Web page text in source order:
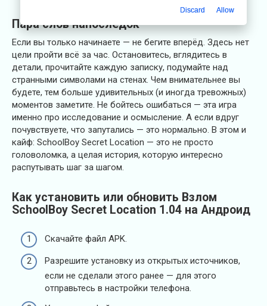
Пара слов напоследок
Если вы только начинаете — не бегите вперёд. Здесь нет
цели пройти всё за час. Остановитесь, вглядитесь в
детали, прочитайте каждую записку, подумайте над
странными символами на стенах. Чем внимательнее вы
будете, тем больше удивительных (и иногда тревожных)
моментов заметите. Не бойтесь ошибаться — эта игра
именно про исследование и осмысление. А если вдруг
почувствуете, что запутались — это нормально. В этом и
кайф: SchoolBoy Secret Location — это не просто
головоломка, а целая история, которую интересно
распутывать шаг за шагом.
Как установить или обновить Взлом
SchoolBoy Secret Location 1.04 на Андроид
Скачайте файл APK.
Разрешите установку из открытых источников,
если не сделали этого ранее — для этого
отправьтесь в настройки телефона.
Discard Allow